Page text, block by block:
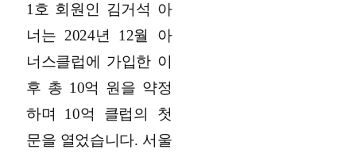
1호 회원인 김거석 아
너는 2024년 12월 아
너스클럽에 가입한 이
후 총 10억 원을 약정
하며 10억 클럽의 첫
문을 열었습니다. 서울